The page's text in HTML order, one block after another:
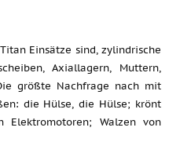
Einsätze sind, zylindrische
Axiallagern, Muttern,
größte Nachfrage nach mit
die Hülse, die Hülse; krönt
Elektromotoren; Walzen von